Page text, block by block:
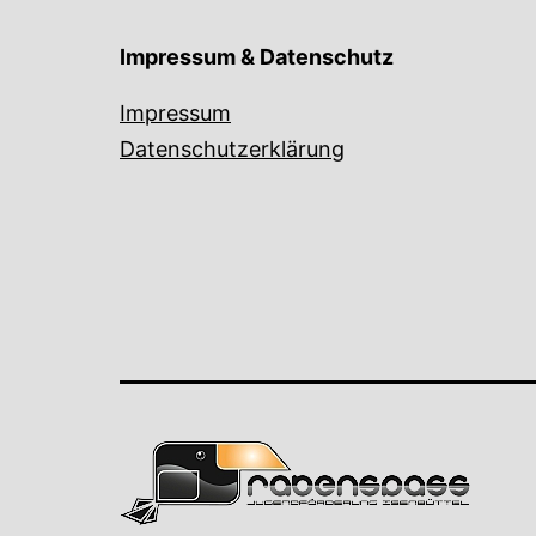
Impressum & Datenschutz
Impressum
Datenschutzerklärung